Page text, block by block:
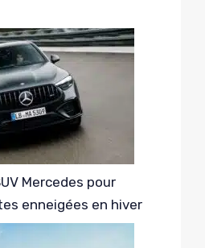
Mercedes pour
enneigées en hiver